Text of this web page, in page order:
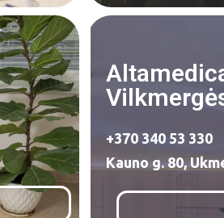
+370 340 53 330
Kauno g. 80,